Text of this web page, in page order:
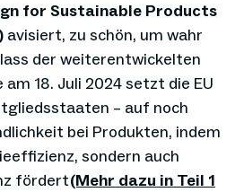
for Sustainable Products
avisiert, zu schön, um wahr
der weiterentwickelten
18. Juli 2024 setzt die EU
– auf noch
bei Produkten, indem
sondern auch
fördert(Mehr dazu in Teil 1